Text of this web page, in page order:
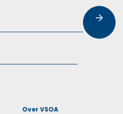
Over VSOA